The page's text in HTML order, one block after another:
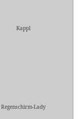
Kappl
Regenschirm-Lady